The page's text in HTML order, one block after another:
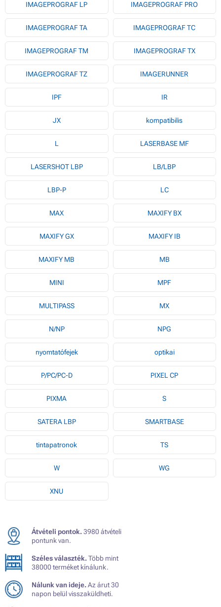
IMAGEPROGRAF LP IMAGEPROGRAF PRO
IMAGEPROGRAF TA IMAGEPROGRAF TC
IMAGEPROGRAF TM IMAGEPROGRAF TX
IMAGEPROGRAF TZ IMAGERUNNER
IPF IR
JX kompatibilis
L LASERBASE MF
LASERSHOT LBP LB/LBP
LBP-P LC
MAX MAXIFY BX
MAXIFY GX MAXIFY IB
MAXIFY MB MB
MINI MPF
MULTIPASS MX
N/NP NPG
nyomtatófejek optikai
P/PC/PC-D PIXEL CP
PIXMA S
SATERA LBP SMARTBASE
tintapatronok TS
W WG
XNU
Átvételi pontok.3980 átvételi
pontunk van.
Széles választék.Több mint
38000 terméket kínálunk.
Nálunk van ideje.Az árut 30
napon belül visszaküldheti.